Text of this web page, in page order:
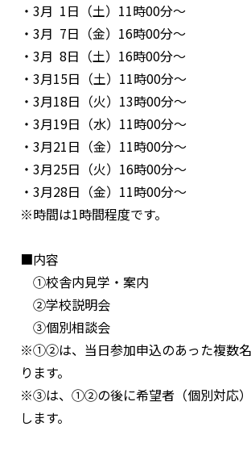
・3月 1日（土）11時00分～
・3月 7日（金）16時00分～
・3月 8日（土）16時00分～
・3月15日（土）11時00分～
・3月18日（火）13時00分～
・3月19日（水）11時00分～
・3月21日（金）11時00分～
・3月25日（火）16時00分～
・3月28日（金）11時00分～
※時間は1時間程度です。
■内容
①校舎内見学・案内
②学校説明会
③個別相談会
※①②は、当日参加申込のあった複数
ります。
※③は、①②の後に希望者（個別対応）
します。